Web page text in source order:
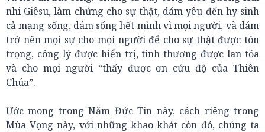
nhi Giêsu, làm chứng cho sự thật, dám yêu đến hy sinh
cả mạng sống, dám sống hết mình vì mọi người, và dám
trở nên mọi sự cho mọi người để cho sự thật được tôn
trọng, công lý được hiển trị, tình thương được lan tỏa
và cho mọi người “thấy được ơn cứu độ của Thiên
Chúa”.
Ước mong trong Năm Đức Tin này, cách riêng trong
Mùa Vọng này, với những khao khát còn đó, chúng ta